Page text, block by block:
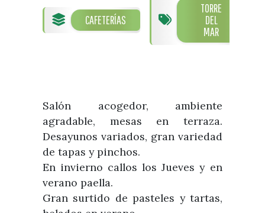
CAFETERÍAS
TORRE
DEL
MAR
Salón acogedor, ambiente
agradable, mesas en terraza.
Desayunos variados, gran variedad
de tapas y pinchos.
En invierno callos los Jueves y en
verano paella.
Gran surtido de pasteles y tartas,